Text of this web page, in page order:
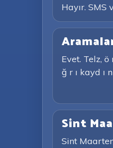
Hayır.
Evet. Telz,
ğ r ı kayd ı
Sint
Sint